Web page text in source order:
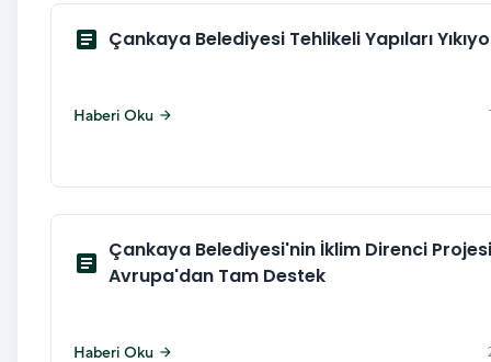
article Çankaya Belediyesi Tehlikeli Yapıları
Haberi Oku arrow_forward
article
Çankaya Belediyesi'nin İklim Direnci
Avrupa'dan Tam Destek
Haberi Oku arrow_forward